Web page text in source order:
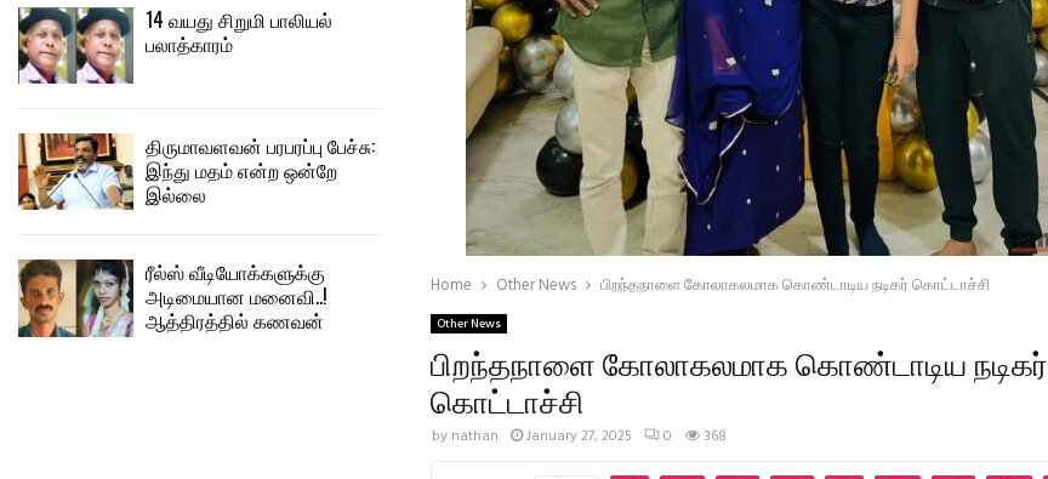
Home Other News பிறந்தநாளை கோலாகலமாக கொண்டாடிய நடிகர் கொட்டாச்சி
Other News
பிறந்தநாளை கோலாகலமாக கொண்டாடிய நடிகர்
கொட்டாச்சி
by nathan January 27, 2025 0 368
14 வயது சிறுமி பாலியல்
பலாத்காரம்
திருமாவளவன் பரபரப்பு பேச்சு:
இந்து மதம் என்ற ஒன்றே
இல்லை
ரீல்ஸ் வீடியோக்களுக்கு
அடிமையான மனைவி..!
ஆத்திரத்தில் கணவன்